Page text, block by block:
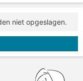
niet opgeslagen.